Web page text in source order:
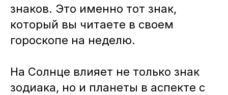
знаков. Это именно тот знак,
который вы читаете в своем
гороскопе на неделю.
На Солнце влияет не только знак
зодиака, но и планеты в аспекте с